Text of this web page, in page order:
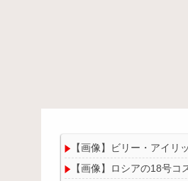
【画像】ビリー・アイ
【画像】ロシアの18号